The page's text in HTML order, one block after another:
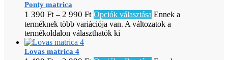
Ponty matrica
1 390 Ft – 2 990 Ft Opciók választása Ennek a
terméknek több variációja van. A változatok a
termékoldalon választhatók ki
Lovas matrica 4